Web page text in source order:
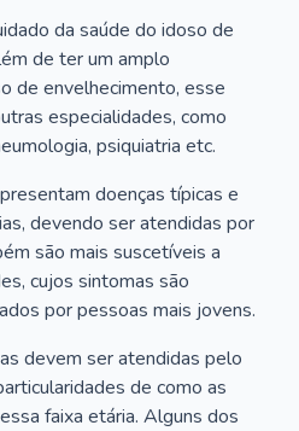
da saúde do idoso de
de ter um amplo
de envelhecimento, esse
especialidades, como
psiquiatria etc.
doenças típicas e
devendo ser atendidas por
são mais suscetíveis a
cujos sintomas são
por pessoas mais jovens.
devem ser atendidas pelo
de como as
faixa etária. Alguns dos